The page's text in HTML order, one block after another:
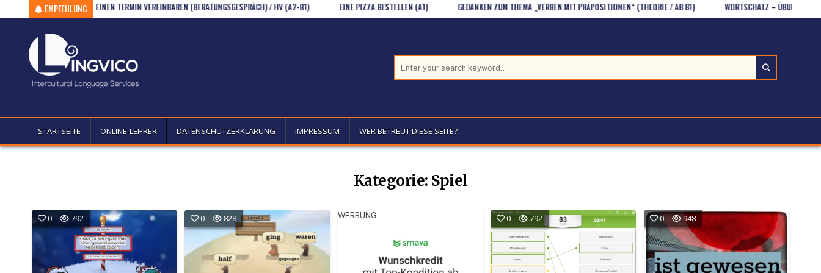
Skip to contentEMPFEHLUNGEINEN TERMIN VEREINBAREN (BERATUNGSGESPRÄCH) / HV (A2-B1) EINE PIZZA BESTELLEN (A1) GEDANKEN ZUM THEMA „VERBEN MIT PRÄPOSITIONEN“ (THEORIE / AB B1) WORTSCHATZ – ÜBUNG (A1,
STARTSEITE ONLINE-LEHRER DATENSCHUTZERKLÄRUNG IMPRESSUM WER BETREUT DIESE SEITE?
Kategorie: Spiel
0 792 0 828 WERBUNG 0 792 0 948